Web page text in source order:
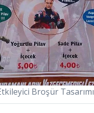
Broşür Tasarımı